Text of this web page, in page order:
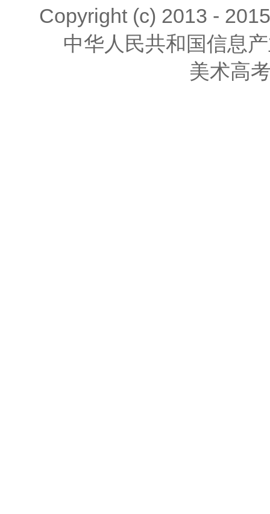
Copyright (c) 2013 -
中华人民共和国信息
美术高